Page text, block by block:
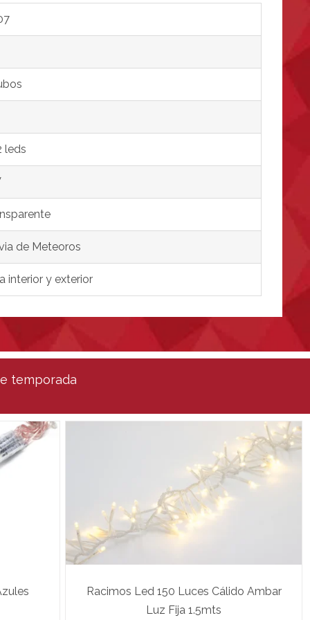
leds
de Meteoros
interior y exterior
temporada
Racimos Led 150 Luces Cálido Ambar
Luz Fija 1.5mts